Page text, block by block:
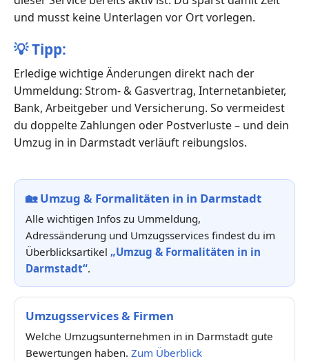
und musst keine Unterlagen vor Ort vorlegen.
💡Tipp:
Erledige wichtige Änderungen direkt nach der
Ummeldung: Strom- & Gasvertrag, Internetanbieter,
Bank, Arbeitgeber und Versicherung. So vermeidest
du doppelte Zahlungen oder Postverluste – und dein
Umzug in in Darmstadt verläuft reibungslos.
🏡Umzug & Formalitäten in in Darmstadt
Alle wichtigen Infos zu Ummeldung,
Adressänderung und Umzugsservices findest du im
Überblicksartikel „Umzug & Formalitäten in in
Darmstadt“.
Umzugsservices & Firmen
Welche Umzugsunternehmen in in Darmstadt gute
Bewertungen haben. Zum Überblick